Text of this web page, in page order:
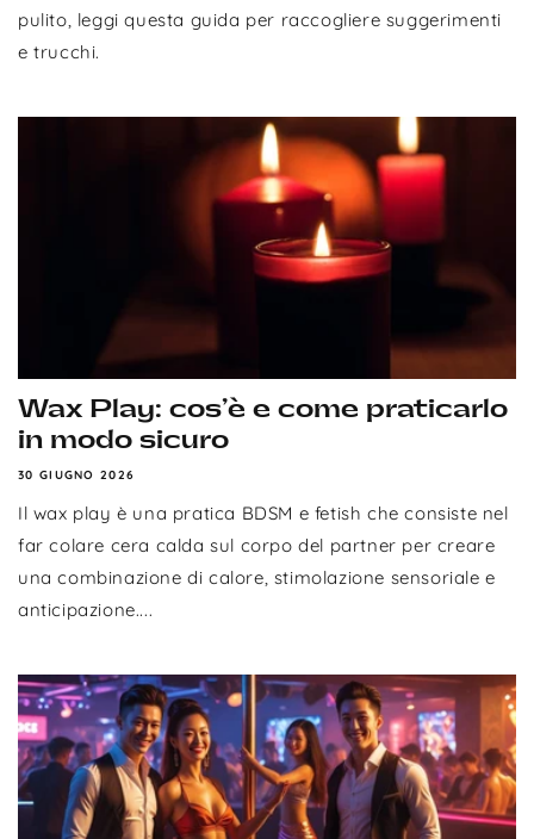
pulito, leggi questa guida per raccogliere suggerimenti
e trucchi.
Wax Play: cos’è e come praticarlo
in modo sicuro
30 GIUGNO 2026
Il wax play è una pratica BDSM e fetish che consiste nel
far colare cera calda sul corpo del partner per creare
una combinazione di calore, stimolazione sensoriale e
anticipazione....